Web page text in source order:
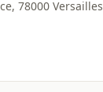
78000 Versailles